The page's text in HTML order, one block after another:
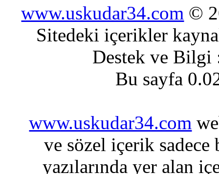
www.uskudar34.com ©
Sitedeki içerikler
Destek ve
Bu sayfa
www.uskudar34.com
ve sözel içerik sadece
yazılarında yer alan